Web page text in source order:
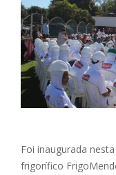
Foi inaugurada
frigorífico